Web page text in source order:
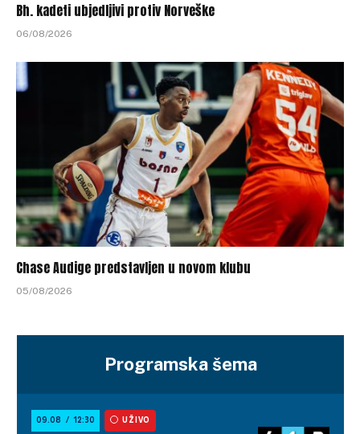
Bh. kadeti ubjedljivi protiv Norveške
06/08/2026
Chase Audige predstavljen u novom klubu
05/08/2026
Programska šema